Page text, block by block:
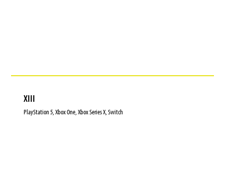
XIII
PlayStation 5, Xbox One, Xbox Series X, Switch